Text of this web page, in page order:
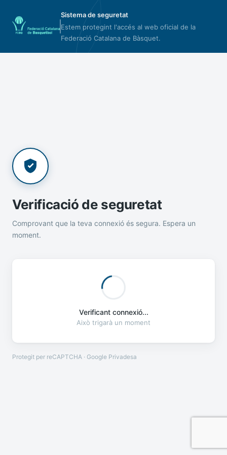
Sistema de seguretat
Estem protegint l'accés al web oficial de la
Federació Catalana de Bàsquet.
Verificació de seguretat
Comprovant que la teva connexió és segura. Espera un
moment.
Verificant connexió...
Això trigarà un moment
Protegit per reCAPTCHA · Google Privadesa